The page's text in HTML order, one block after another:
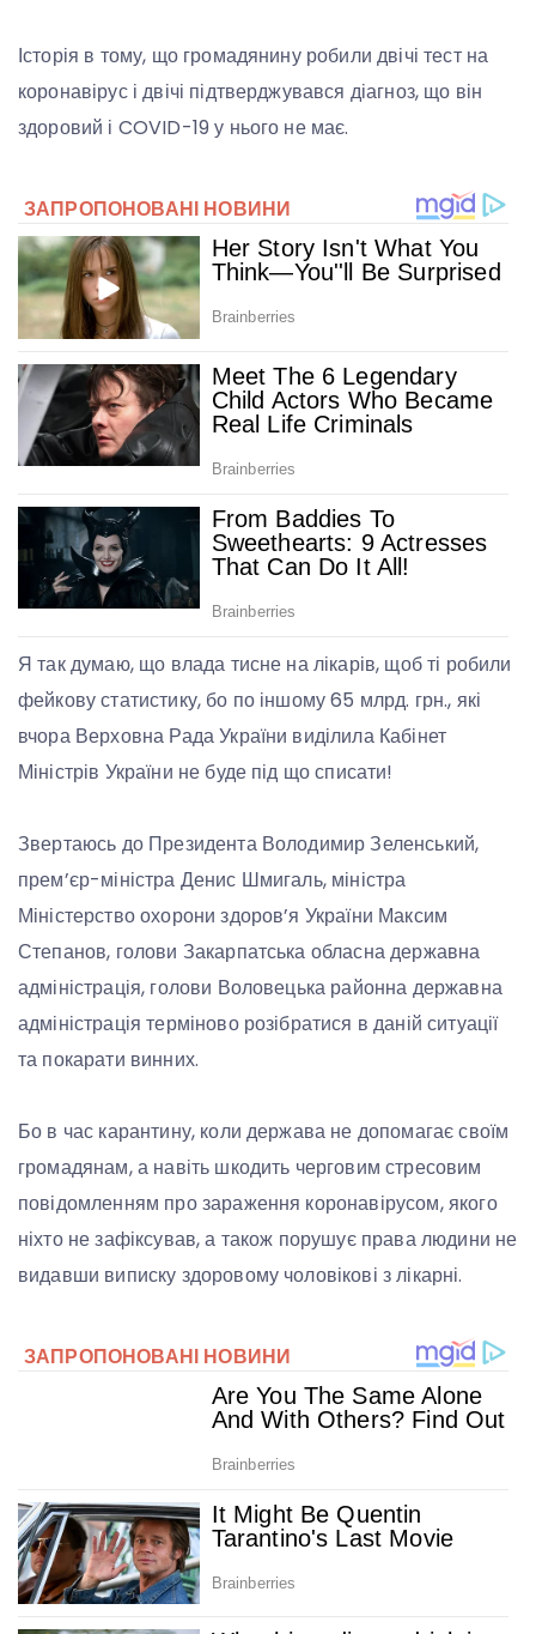
Історія в тому, що громадянину робили двічі тест на
коронавірус і двічі підтверджувався діагноз, що він
здоровий і COVID-19 у нього не має.
Я так думаю, що влада тисне на лікарів, щоб ті робили
фейкову статистику, бо по іншому 65 млрд. грн., які
вчора Верховна Рада України виділила Кабінет
Міністрів України не буде під що списати!
Звертаюсь до Президента Володимир Зеленський,
прем’єр-міністра Денис Шмигаль, міністра
Міністерство охорони здоров’я України Максим
Степанов, голови Закарпатська обласна державна
адміністрація, голови Воловецька районна державна
адміністрація терміново розібратися в даній ситуації
та покарати винних.
Бо в час карантину, коли держава не допомагає своїм
громадянам, а навіть шкодить черговим стресовим
повідомленням про зараження коронавірусом, якого
ніхто не зафіксував, а також порушує права людини не
видавши виписку здоровому чоловікові з лікарні.